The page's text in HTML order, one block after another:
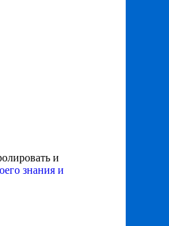
и
знания и